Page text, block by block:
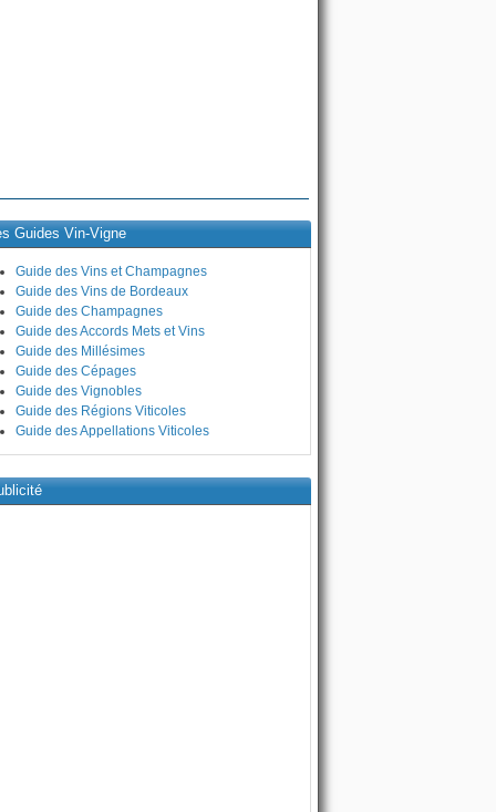
Guides Vin-Vigne
Guide des Vins et Champagnes
Guide des Vins de Bordeaux
Guide des Champagnes
Guide des Accords Mets et Vins
Guide des Millésimes
Guide des Cépages
Guide des Vignobles
Guide des Régions Viticoles
Guide des Appellations Viticoles